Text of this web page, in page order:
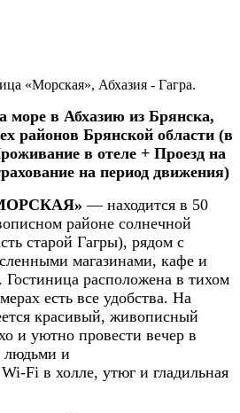
«Морская», Абхазия- Гагра.
море в Абхазию из Брянска,
районов Брянской области (в
в отеле + Проезд на
на период движения)
— находится в 50
районе солнечной
старой Гагры), рядом с
магазинами, кафе и
Гостиница расположена в тихом
есть все удобства. На
красивый, живописный
и уютно провести вечер в
людьми и
Fi в холле, утюг и гладильная